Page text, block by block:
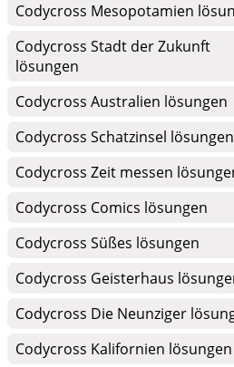
Codycross Mesopotamien
Codycross Stadt der Zukunft
lösungen
Codycross Australien lösungen
Codycross Schatzinsel lösungen
Codycross Zeit messen
Codycross Comics lösungen
Codycross Süßes lösungen
Codycross Geisterhaus
Codycross Die Neunziger
Codycross Kalifornien lösungen